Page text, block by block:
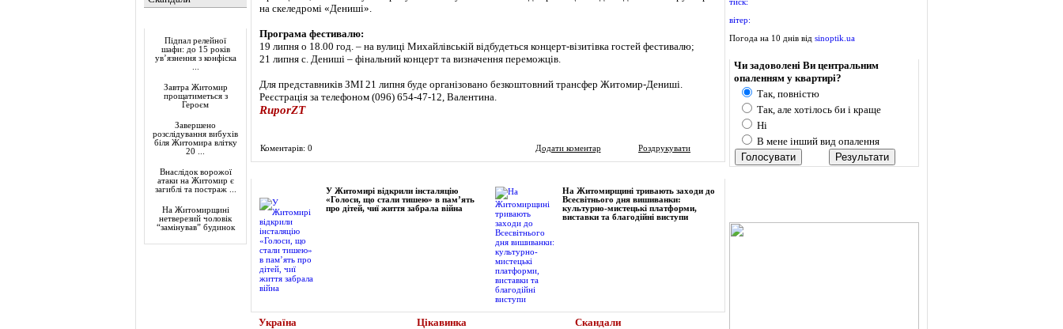
Підпал релейної
шафи: до 15 років
ув’язнення з конфіска
Завтра Житомир
прощатиметься з
Героєм
Завершено
розслідування вибухів
біля Житомира влітку
20 ...
Внаслідок ворожої
атаки на Житомир є
загиблі та постраж ...
На Житомирщині
нетверезий чоловік
“замінував” будинок
на скеледромі «Дениші».
Програма фестивалю:
19 липня о 18.00 год. – на вулиці Михайлівській відбудеться концерт-візитівка гостей фестивалю;
21 липня с. Дениші – фінальний концерт та визначення переможців.
Для представників ЗМІ 21 липня буде організовано безкоштовний трансфер Житомир-Дениші.
Реєстрація за телефоном (096) 654-47-12, Валентина.
RuporZT
Коментарів: 0 Додати коментар Роздрукувати
У Житомирі відкрили інсталяцію
«Голоси, що стали тишею» в пам’ять
про дітей, чиї життя забрала війна
На Житомирщині тривають заходи до
Всесвітнього дня вишиванки:
культурно-мистецькі платформи,
виставки та благодійні виступи
Україна Цікавинка Скандали
вітер:
Погода на 10 днів від sinoptik.ua
Чи задоволені Ви центральним
опаленням у квартирі?
Так, повністю
Так, але хотілось би і краще
Ні
В мене інший вид опалення